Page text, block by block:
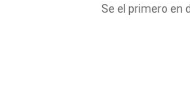
Se el primero en